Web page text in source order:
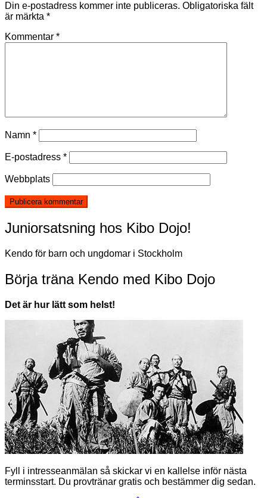
Din e-postadress kommer inte publiceras. Obligatoriska fält
är märkta *
Kommentar *
Namn *
E-postadress *
Webbplats
Juniorsatsning hos Kibo Dojo!
Kendo för barn och ungdomar i Stockholm
Börja träna Kendo med Kibo Dojo
Det är hur lätt som helst!
Fyll i intresseanmälan så skickar vi en kallelse inför nästa
terminsstart. Du provtränar gratis och bestämmer dig sedan.